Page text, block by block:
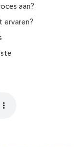
aan?
ervaren?